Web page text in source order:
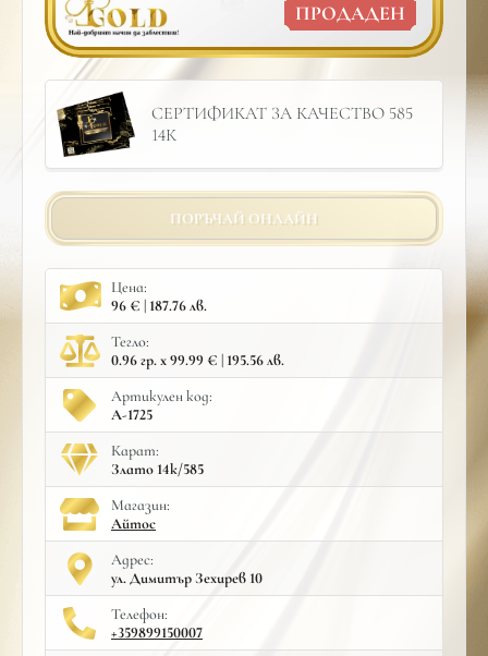
ПРОДАДЕН
СЕРТИФИКАТ ЗА КАЧЕСТВО 585
14К
ПОРЪЧАЙ ОНЛАЙН
Цена:
96 € | 187.76 лв.
Тегло:
0.96 гр. x 99.99 € | 195.56 лв.
Артикулен код:
A-1725
Карат:
Злато 14к/585
Mагазин:
Айтос
Адрес:
ул. Димитър Зехирев 10
Телефон:
+359899150007